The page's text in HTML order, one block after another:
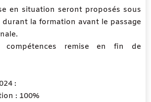
en situation seront proposés sous
durant la formation avant le passage
compétences remise en fin de
:
: 100%